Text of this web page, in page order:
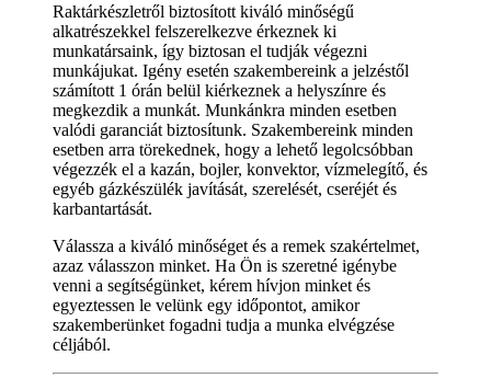
Raktárkészletről biztosított kiváló minőségű
alkatrészekkel felszerelkezve érkeznek ki
munkatársaink, így biztosan el tudják végezni
munkájukat. Igény esetén szakembereink a jelzéstől
számított 1 órán belül kiérkeznek a helyszínre és
megkezdik a munkát. Munkánkra minden esetben
valódi garanciát biztosítunk. Szakembereink minden
esetben arra törekednek, hogy a lehető legolcsóbban
végezzék el a kazán, bojler, konvektor, vízmelegítő, és
egyéb gázkészülék javítását, szerelését, cseréjét és
karbantartását.
Válassza a kiváló minőséget és a remek szakértelmet,
azaz válasszon minket. Ha Ön is szeretné igénybe
venni a segítségünket, kérem hívjon minket és
egyeztessen le velünk egy időpontot, amikor
szakemberünket fogadni tudja a munka elvégzése
céljából.